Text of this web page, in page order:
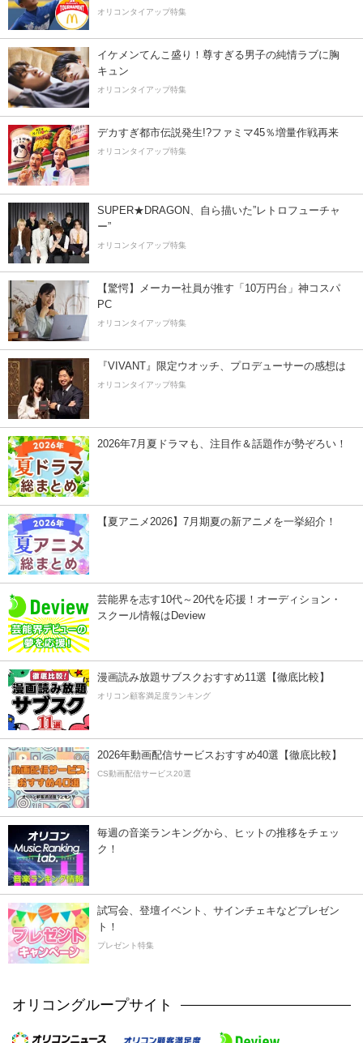
オリコンタイアップ特集
イケメンてんこ盛り！尊すぎる男子の純情ラブに胸
キュン
オリコンタイアップ特集
デカすぎ都市伝説発生!?ファミマ45％増量作戦再来
オリコンタイアップ特集
SUPER★DRAGON、自ら描いた”レトロフューチャ
ー”
オリコンタイアップ特集
【驚愕】メーカー社員が推す「10万円台」神コスパ
PC
オリコンタイアップ特集
『VIVANT』限定ウオッチ、プロデューサーの感想は
オリコンタイアップ特集
2026年7月夏ドラマも、注目作＆話題作が勢ぞろい！
【夏アニメ2026】7月期夏の新アニメを一挙紹介！
芸能界を志す10代～20代を応援！オーディション・
スクール情報はDeview
漫画読み放題サブスクおすすめ11選【徹底比較】
オリコン顧客満足度ランキング
2026年動画配信サービスおすすめ40選【徹底比較】
CS動画配信サービス20選
毎週の音楽ランキングから、ヒットの推移をチェッ
ク！
試写会、登壇イベント、サインチェキなどプレゼン
ト！
プレゼント特集
オリコングループサイト